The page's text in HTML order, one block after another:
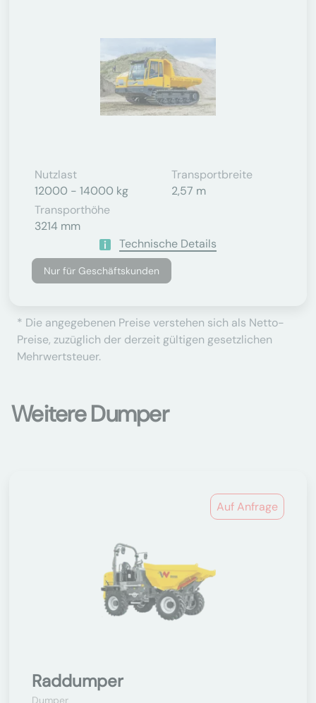
Nutzlast
12000 - 14000 kg
Transportbreite
2,57 m
Transporthöhe
3214 mm
Technische Details
Nur für Geschäftskunden
* Die angegebenen Preise verstehen sich als Netto-
Preise, zuzüglich der derzeit gültigen gesetzlichen
Mehrwertsteuer.
Weitere Dumper
Auf Anfrage
Raddumper
Dumper